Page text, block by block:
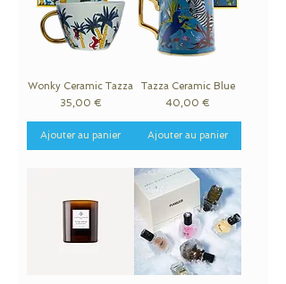
Wonky Ceramic Tazza
Prix
35,00 €
Ajouter au panier
Tazza Ceramic Blue
Prix
40,00 €
Ajouter au panier